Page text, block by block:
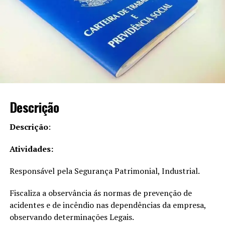
Descrição
Descrição:
Atividades:
Responsável pela Segurança Patrimonial, Industrial.
Fiscaliza a observância ás normas de prevenção de
acidentes e de incêndio nas dependências da empresa,
observando determinações Legais.